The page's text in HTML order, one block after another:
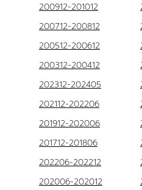
200912-201012
200712-200812
200512-200612
200312-200412
202312-202405
202112-202206
201912-202006
201712-201806
202206-202212
202006-202012